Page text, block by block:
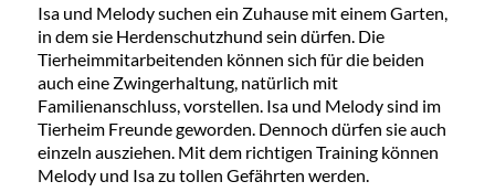
Isa und Melody suchen ein Zuhause mit einem Garten,
in dem sie Herdenschutzhund sein dürfen. Die
Tierheimmitarbeitenden können sich für die beiden
auch eine Zwingerhaltung, natürlich mit
Familienanschluss, vorstellen. Isa und Melody sind im
Tierheim Freunde geworden. Dennoch dürfen sie auch
einzeln ausziehen. Mit dem richtigen Training können
Melody und Isa zu tollen Gefährten werden.